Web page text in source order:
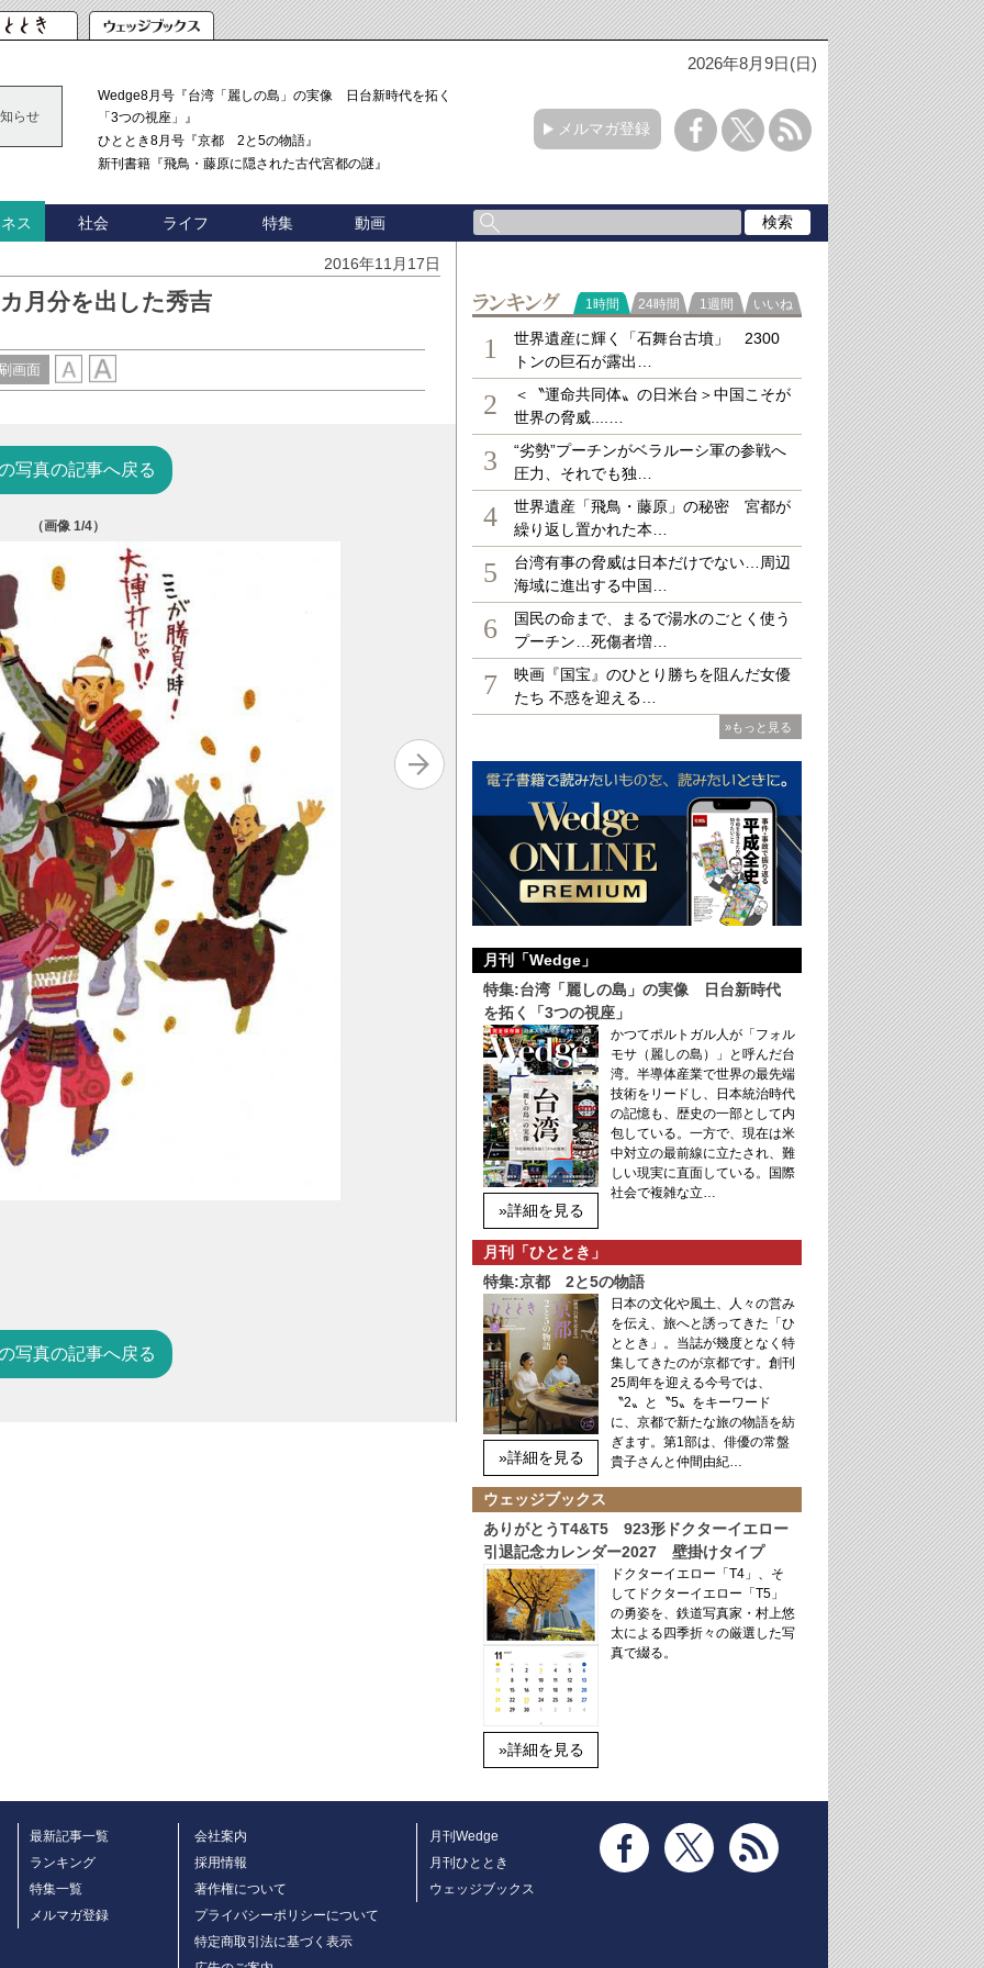
2026年8月9日(日)
らせ
Wedge8月号『台湾「麗しの島」の実像 日台新時代を拓く
「3つの視座」』
ひととき8月号『京都 2と5の物語』
新刊書籍『飛鳥・藤原に隠された古代宮都の謎』
メルマガ登録
ス 社会 ライフ 特集 動画
2016年11月17日
月分を出した秀吉
画面
写真の記事へ戻る
（画像1/4）
写真の記事へ戻る
ラ
1時間 24時間 1週間 いいね
1
世界遺産に輝く「石舞台古墳」 2300
トンの巨石が露出…
2
＜〝運命共同体〟の日米台＞中国こそが
世界の脅威....…
3
“劣勢”プーチンがベラルーシ軍の参戦へ
圧力、それでも独…
4
世界遺産「飛鳥・藤原」の秘密 宮都が
繰り返し置かれた本…
5
台湾有事の脅威は日本だけでない…周辺
海域に進出する中国…
6
国民の命まで、まるで湯水のごとく使う
プーチン…死傷者増…
7
映画『国宝』のひとり勝ちを阻んだ女優
たち 不惑を迎える…
»もっと見る
月刊「Wedge」
特集:台湾「麗しの島」の実像 日台新時代
を拓く「3つの視座」
»詳細を見る
かつてポルトガル人が「フォル
モサ（麗しの島）」と呼んだ台
湾。半導体産業で世界の最先端
技術をリードし、日本統治時代
の記憶も、歴史の一部として内
包している。一方で、現在は米
中対立の最前線に立たされ、難
しい現実に直面している。国際
社会で複雑な立…
月刊「ひととき」
特集:京都 2と5の物語
»詳細を見る
日本の文化や風土、人々の営み
を伝え、旅へと誘ってきた「ひ
ととき」。当誌が幾度となく特
集してきたのが京都です。創刊
25周年を迎える今号では、
〝2〟と〝5〟をキーワード
に、京都で新たな旅の物語を紡
ぎます。第1部は、俳優の常盤
貴子さんと仲間由紀…
ウェッジブックス
ありがとうT4&T5 923形ドクターイエロー
引退記念カレンダー2027 壁掛けタイプ
»詳細を見る
ドクターイエロー「T4」、そ
してドクターイエロー「T5」
の勇姿を、鉄道写真家・村上悠
太による四季折々の厳選した写
真で綴る。
最新記事一覧
ランキング
特集一覧
メルマガ登録
会社案内
採用情報
著作権について
プライバシーポリシーについて
特定商取引法に基づく表示
月刊Wedge
月刊ひととき
ウェッジブックス